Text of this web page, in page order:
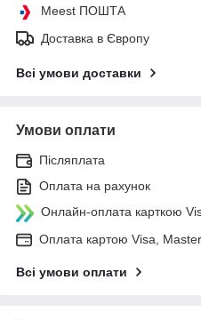
Meest ПОШТА
Доставка в Європу
Всі умови доставки
Умови оплати
Післяплата
Оплата на рахунок
Онлайн-оплата карткою
Оплата картою Visa,
Всі умови оплати